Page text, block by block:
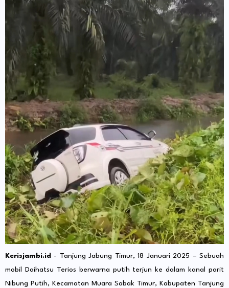
Kerisjambi.id
- Tanjung Jabung Timur, 18 Januari 2025 – Sebuah
mobil Daihatsu Terios berwarna putih terjun ke dalam kanal parit
Nibung Putih, Kecamatan Muara Sabak Timur, Kabupaten Tanjung